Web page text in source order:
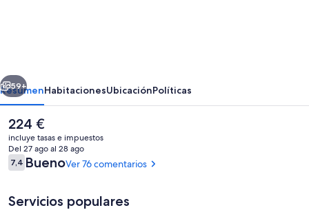
Siguiente
59+
ResumenHabitacionesUbicaciónPolíticas
El
precio
actual
es
de
224 €
incluye tasas e impuestos
Del 27 ago al 28 ago
Comentarios
7,47,4 de 10
BuenoVer 76 comentarios
Servicios populares